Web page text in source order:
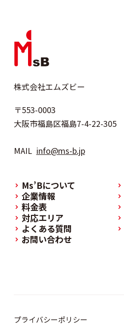
株式会社エムズビー
〒553-0003
大阪市福島区福島7-4-22-305
MAIL info@ms-b.jp
Ms’Bについて
企業情報
料金表
対応エリア
よくある質問
お問い合わせ
プライバシーポリシー